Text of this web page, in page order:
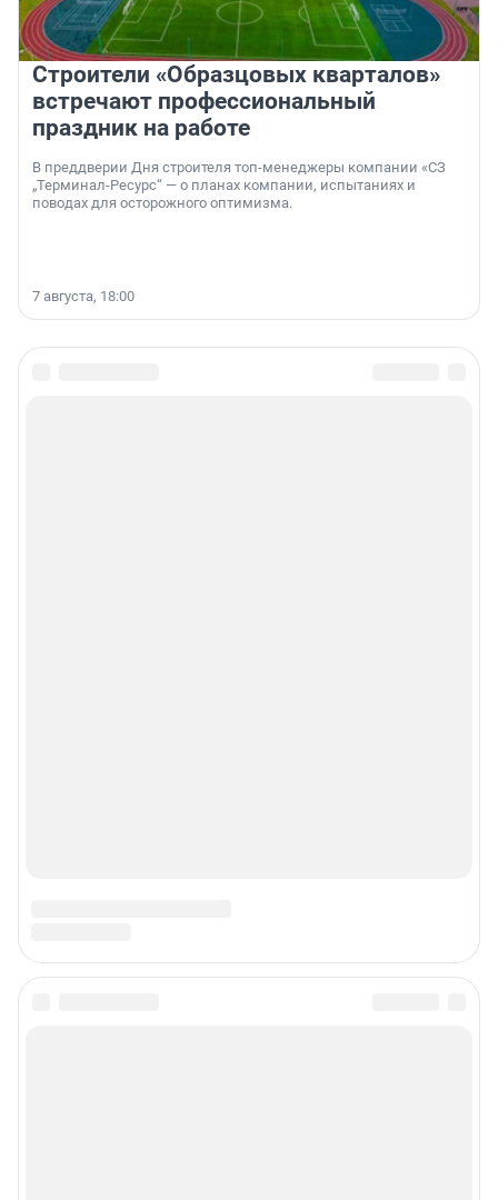
Строители «Образцовых кварталов»
встречают профессиональный
праздник на работе
В преддверии Дня строителя топ-менеджеры компании «СЗ
„Терминал-Ресурс“ — о планах компании, испытаниях и
поводах для осторожного оптимизма.
7 августа, 18:00